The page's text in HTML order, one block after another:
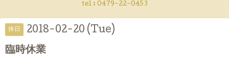
tel : 0479-22-0453
休日 2018-02-20 (Tue)
臨時休業